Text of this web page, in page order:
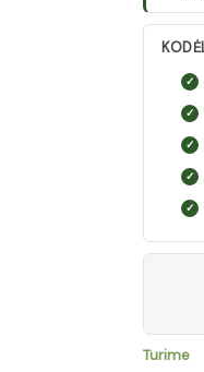
✓
✓
✓
✓
✓
Turime